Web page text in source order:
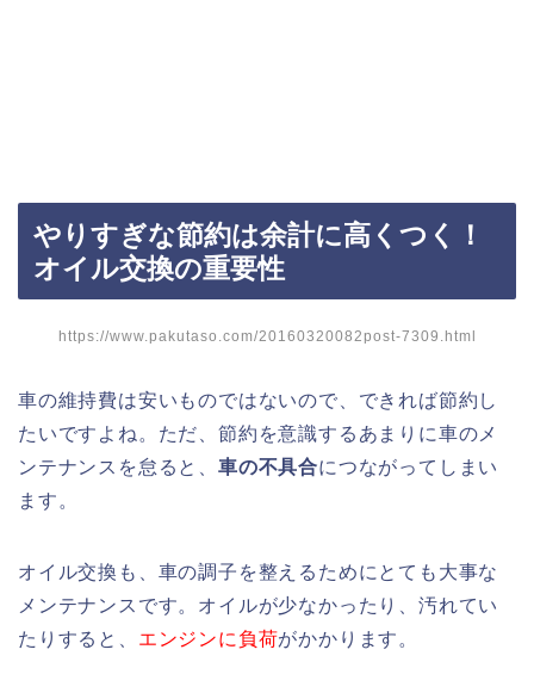
やりすぎな節約は余計に高くつく！
オイル交換の重要性
https://www.pakutaso.com/20160320082post-7309.html
車の維持費は安いものではないので、できれば節約し
たいですよね。ただ、節約を意識するあまりに車のメ
ンテナンスを怠ると、 車の不具合につながってしまい
ます。
オイル交換も、車の調子を整えるためにとても大事な
メンテナンスです。オイルが少なかったり、汚れてい
たりすると、 エンジンに負荷がかかります。